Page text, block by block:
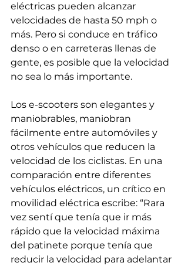
eléctricas pueden alcanzar
velocidades de hasta 50 mph o
más. Pero si conduce en tráfico
denso o en carreteras llenas de
gente, es posible que la velocidad
no sea lo más importante.
Los e-scooters son elegantes y
maniobrables, maniobran
fácilmente entre automóviles y
otros vehículos que reducen la
velocidad de los ciclistas. En una
comparación entre diferentes
vehículos eléctricos, un crítico en
movilidad eléctrica escribe: “Rara
vez sentí que tenía que ir más
rápido que la velocidad máxima
del patinete porque tenía que
reducir la velocidad para adelantar